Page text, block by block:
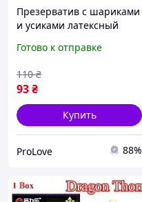
Презерватив с шариками
и усиками латексный
lux Искуситель 1 штука
Готово к отправке
93₴
110 ₴
Купить
ProLove 88%